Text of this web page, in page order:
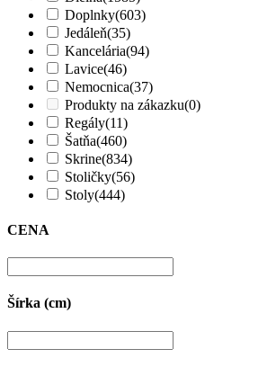
Doplnky(603)
Jedáleň(35)
Kancelária(94)
Lavice(46)
Nemocnica(37)
Produkty na zákazku(0)
Regály(11)
Šatňa(460)
Skrine(834)
Stoličky(56)
Stoly(444)
CENA
Šírka (cm)